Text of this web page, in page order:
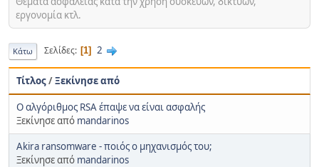
εργονομία κτλ.
Κάτω Σελίδες 1 2
Τίτλος/Ξεκίνησε από
Ο αλγόριθμος RSA έπαψε να είναι ασφαλής
Ξεκίνησε από mandarinos
Akira ransomware - ποιός ο μηχανισμός του;
Ξεκίνησε από mandarinos